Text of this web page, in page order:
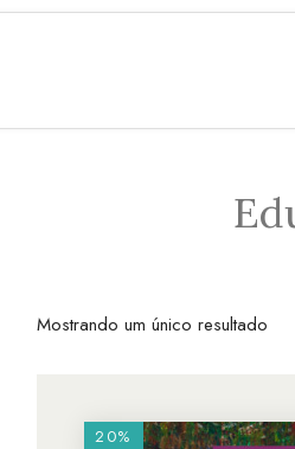
Mostrando um único resultado
20%